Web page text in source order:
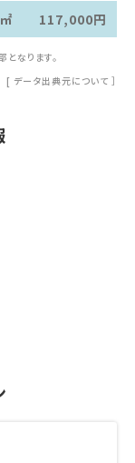
117,000円
なります。
[ データ出典元について ］